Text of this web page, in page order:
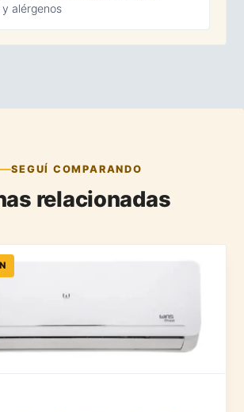
alérgenos
SEGUÍ COMPARANDO
relacionadas